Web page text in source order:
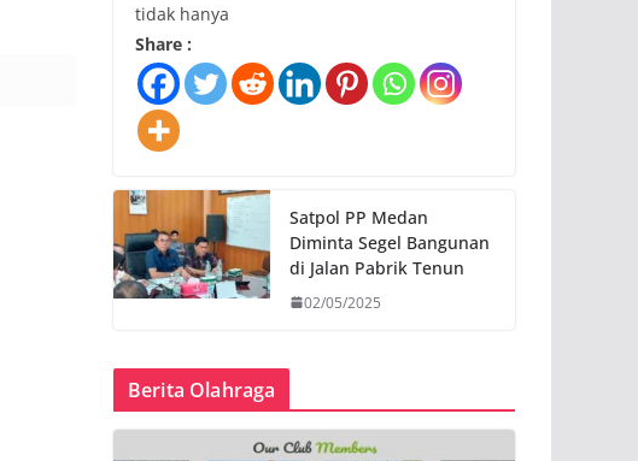
tidak hanya
Share :
Satpol PP Medan
Diminta Segel Bangunan
di Jalan Pabrik Tenun
02/05/2025
Berita Olahraga